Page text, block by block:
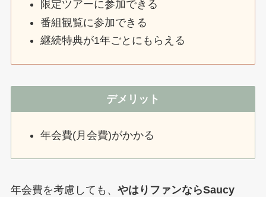
限定ツアーに参加できる
番組観覧に参加できる
継続特典が1年ごとにもらえる
デメリット
年会費(月会費)がかかる
年会費を考慮しても、 やはりファンならSaucy